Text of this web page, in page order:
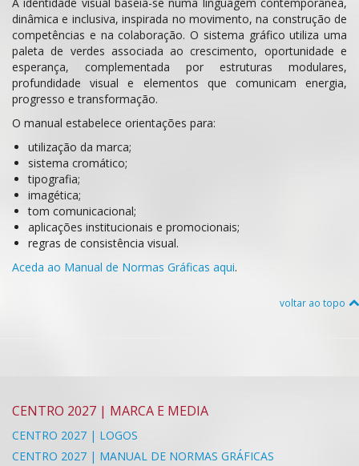
dinâmica e inclusiva, inspirada no movimento, na construção de
competências e na colaboração. O sistema gráfico utiliza uma
paleta de verdes associada ao crescimento, oportunidade e
esperança, complementada por estruturas modulares,
profundidade visual e elementos que comunicam energia,
progresso e transformação.
O manual estabelece orientações para:
utilização da marca;
sistema cromático;
tipografia;
imagética;
tom comunicacional;
aplicações institucionais e promocionais;
regras de consistência visual.
Aceda ao Manual de Normas Gráficas aqui.
voltar ao topo
CENTRO 2027 | MARCA E MEDIA
CENTRO 2027 | LOGOS
CENTRO 2027 | MANUAL DE NORMAS GRÁFICAS